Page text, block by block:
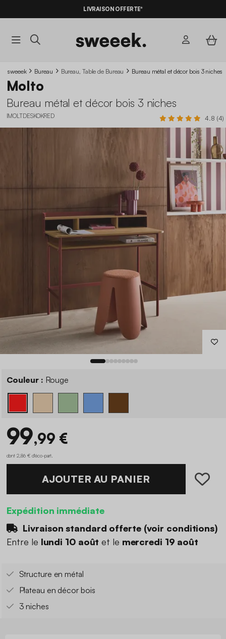
LIVRAISON OFFERTE*
sweeek Bureau Bureau, Table de Bureau Bureau métal et décor bois 3 niches
Molto
Bureau métal et décor bois 3 niches
IMOLTDESKOKRED 4.8 (4)
Couleur : Rouge
99,99 €
dont 2,86 € d'éco-part
AJOUTER AU PANIER
Expédition immédiate
Livraison standard offerte (voir conditions)
Entre le lundi 10 août et le mercredi 19 août
Structure en métal
Plateau en décor bois
3 niches